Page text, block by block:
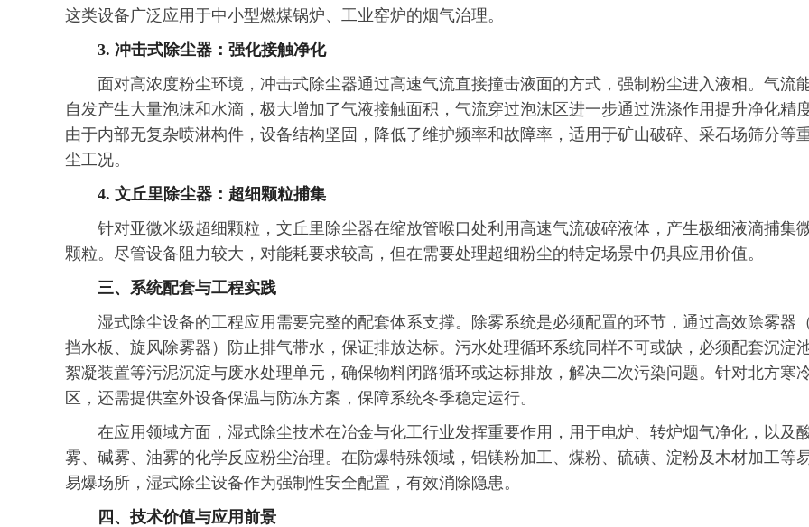
这类设备广泛应用于中小型燃煤锅炉、工业窑炉的烟气治理。
3. 冲击式除尘器：强化接触净化
面对高浓度粉尘环境，冲击式除尘器通过高速气流直接撞击液面的方式，强制粉尘进入液相。气流
自发产生大量泡沫和水滴，极大增加了气液接触面积，气流穿过泡沫区进一步通过洗涤作用提升净化精度
由于内部无复杂喷淋构件，设备结构坚固，降低了维护频率和故障率，适用于矿山破碎、采石场筛分等
尘工况。
4. 文丘里除尘器：超细颗粒捕集
针对亚微米级超细颗粒，文丘里除尘器在缩放管喉口处利用高速气流破碎液体，产生极细液滴捕集
颗粒。尽管设备阻力较大，对能耗要求较高，但在需要处理超细粉尘的特定场景中仍具应用价值。
三、系统配套与工程实践
湿式除尘设备的工程应用需要完整的配套体系支撑。除雾系统是必须配置的环节，通过高效除雾器
挡水板、旋风除雾器）防止排气带水，保证排放达标。污水处理循环系统同样不可或缺，必须配套沉淀池
絮凝装置等污泥沉淀与废水处理单元，确保物料闭路循环或达标排放，解决二次污染问题。针对北方寒
区，还需提供室外设备保温与防冻方案，保障系统冬季稳定运行。
在应用领域方面，湿式除尘技术在冶金与化工行业发挥重要作用，用于电炉、转炉烟气净化，以及
雾、碱雾、油雾的化学反应粉尘治理。在防爆特殊领域，铝镁粉加工、煤粉、 硫磺、淀粉及木材加工等
易爆场所，湿式除尘设备作为强制性安全配置，有效消除隐患。
四、技术价值与应用前景